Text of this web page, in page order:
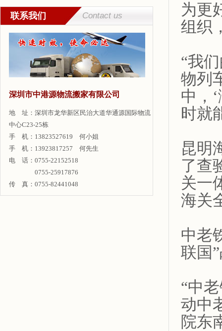
联系我们 Contact us
深圳市中港源物流搬家有限公司
地 址：深圳市龙华新区民治大道华通源国际物流
中心C23-25栋
手 机：13823527619 何小姐
手 机：13923817257 何先生
电 话：0755-22152518
0755-25917876
传 真：0755-82441048
为更
组织
“我
物列
中，
时就
昆明
了查
关一
海关
中老
联国
“中
动中
院东